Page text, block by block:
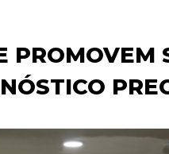
PROMOVEM